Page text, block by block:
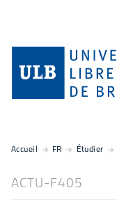
Accueil FR Étudier
ACTU-F405